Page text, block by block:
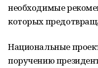
необходимые
которых
Национальные
поручению